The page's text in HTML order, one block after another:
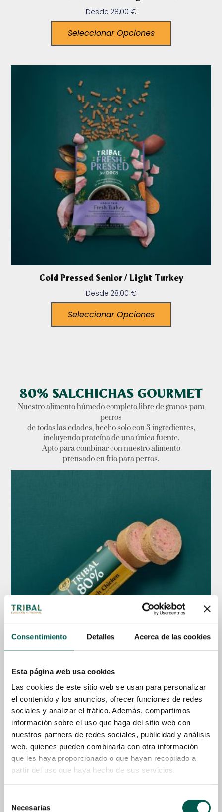
Consentimiento Detalles Acerca de las cookies
Esta página web usa cookies
Las cookies de este sitio web se usan para personalizar
el contenido y los anuncios, ofrecer funciones de redes
sociales y analizar el tráfico. Además, compartimos
información sobre el uso que haga del sitio web con
nuestros partners de redes sociales, publicidad y análisis
web, quienes pueden combinarla con otra información
que les haya proporcionado o que hayan recopilado a
partir del uso que haya hecho de sus servicios.
Necesarias
Desde 28,00 €
Seleccionar Opciones
Cold Pressed Senior / Light Turkey
Desde 28,00 €
Seleccionar Opciones
80% SALCHICHAS GOURMET
Nuestro alimento húmedo completo libre de granos para
perros
de todas las edades, hecho solo con 3 ingredientes,
incluyendo proteína de una única fuente.
Apto para combinar con nuestro alimento
prensado en frío para perros.
80% Gourmet Sausage Fresh Chicken
Desde4,50€
Seleccionar Opciones